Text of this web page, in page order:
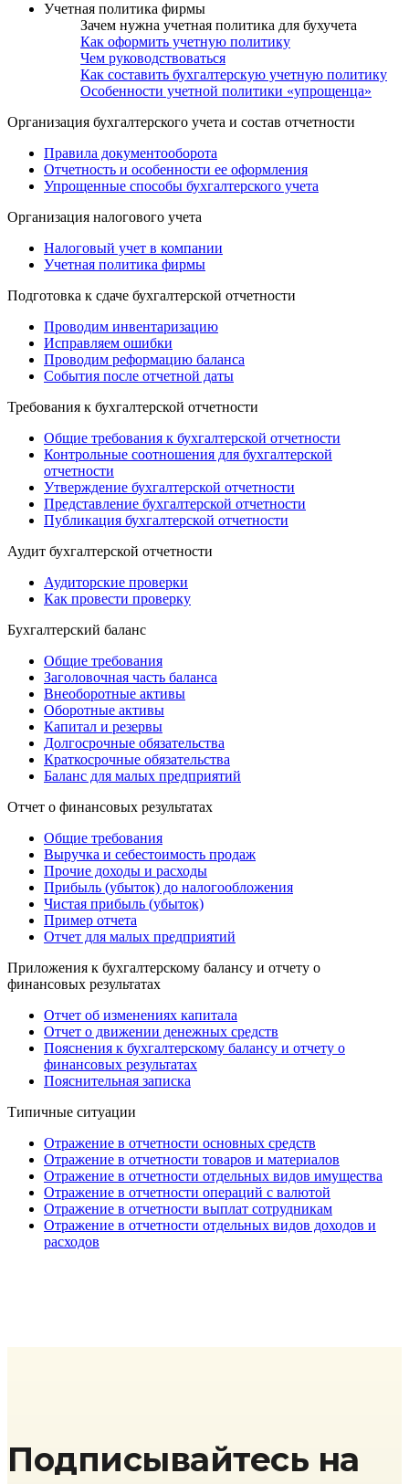
Учетная политика фирмы
Зачем нужна учетная политика для бухучета
Как оформить учетную политику
Чем руководствоваться
Как составить бухгалтерскую учетную политику
Особенности учетной политики «упрощенца»
Организация бухгалтерского учета и состав отчетности
Правила документооборота
Отчетность и особенности ее оформления
Упрощенные способы бухгалтерского учета
Организация налогового учета
Налоговый учет в компании
Учетная политика фирмы
Подготовка к сдаче бухгалтерской отчетности
Проводим инвентаризацию
Исправляем ошибки
Проводим реформацию баланса
События после отчетной даты
Требования к бухгалтерской отчетности
Общие требования к бухгалтерской отчетности
Контрольные соотношения для бухгалтерской
отчетности
Утверждение бухгалтерской отчетности
Представление бухгалтерской отчетности
Публикация бухгалтерской отчетности
Аудит бухгалтерской отчетности
Аудиторские проверки
Как провести проверку
Бухгалтерский баланс
Общие требования
Заголовочная часть баланса
Внеоборотные активы
Оборотные активы
Капитал и резервы
Долгосрочные обязательства
Краткосрочные обязательства
Баланс для малых предприятий
Отчет о финансовых результатах
Общие требования
Выручка и себестоимость продаж
Прочие доходы и расходы
Прибыль (убыток) до налогообложения
Чистая прибыль (убыток)
Пример отчета
Отчет для малых предприятий
Приложения к бухгалтерскому балансу и отчету о
финансовых результатах
Отчет об изменениях капитала
Отчет о движении денежных средств
Пояснения к бухгалтерскому балансу и отчету о
финансовых результатах
Пояснительная записка
Типичные ситуации
Отражение в отчетности основных средств
Отражение в отчетности товаров и материалов
Отражение в отчетности отдельных видов имущества
Отражение в отчетности операций с валютой
Отражение в отчетности выплат сотрудникам
Отражение в отчетности отдельных видов доходов и
расходов
Подписывайтесь на